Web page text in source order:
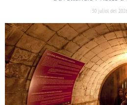
30 juliol del